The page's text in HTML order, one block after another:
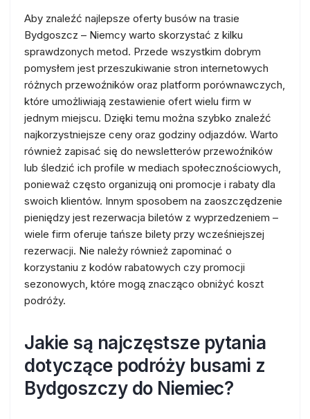
Aby znaleźć najlepsze oferty busów na trasie
Bydgoszcz – Niemcy warto skorzystać z kilku
sprawdzonych metod. Przede wszystkim dobrym
pomysłem jest przeszukiwanie stron internetowych
różnych przewoźników oraz platform porównawczych,
które umożliwiają zestawienie ofert wielu firm w
jednym miejscu. Dzięki temu można szybko znaleźć
najkorzystniejsze ceny oraz godziny odjazdów. Warto
również zapisać się do newsletterów przewoźników
lub śledzić ich profile w mediach społecznościowych,
ponieważ często organizują oni promocje i rabaty dla
swoich klientów. Innym sposobem na zaoszczędzenie
pieniędzy jest rezerwacja biletów z wyprzedzeniem –
wiele firm oferuje tańsze bilety przy wcześniejszej
rezerwacji. Nie należy również zapominać o
korzystaniu z kodów rabatowych czy promocji
sezonowych, które mogą znacząco obniżyć koszt
podróży.
Jakie są najczęstsze pytania
dotyczące podróży busami z
Bydgoszczy do Niemiec?